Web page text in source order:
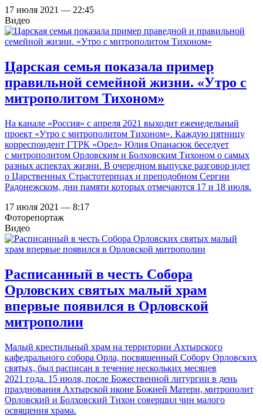
17 июля 2021 — 22:45
Видео
Царская семья показала пример
правильной семейной жизни. «Утро с
митрополитом Тихоном»
На канале «Россия» с апреля 2021 выходит еженедельный
проект «Утро с митрополитом Тихоном». Каждую пятницу
корреспондент ГТРК «Орел» Юлия Опанасюк беседует
с митрополитом Орловским и Болховским Тихоном о самых
разных аспектах жизни. В очередном выпуске разговор идет
о Царственных Страстотерпцах и преподобном Сергии
Радонежском, дни памяти которых отмечаются 17 и 18 июля.
17 июля 2021 — 8:17
Фоторепортаж
Видео
Расписанный в честь Собора
Орловских святых малый храм
впервые появился в Орловской
митрополии
Малый крестильный храм на территории Ахтырского
кафедрального собора Орла, посвященный Собору Орловских
святых, был расписан в течение нескольких месяцев
2021 года. 15 июля, после Божественной литургии в день
празднования Ахтырской иконе Божией Матери, митрополит
Орловский и Болховский Тихон совершил чин малого
освящения храма.